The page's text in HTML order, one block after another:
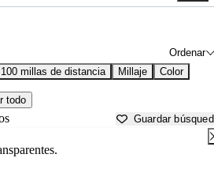
Ordenar
millas de distancia Millaje Color
todo
Guardar